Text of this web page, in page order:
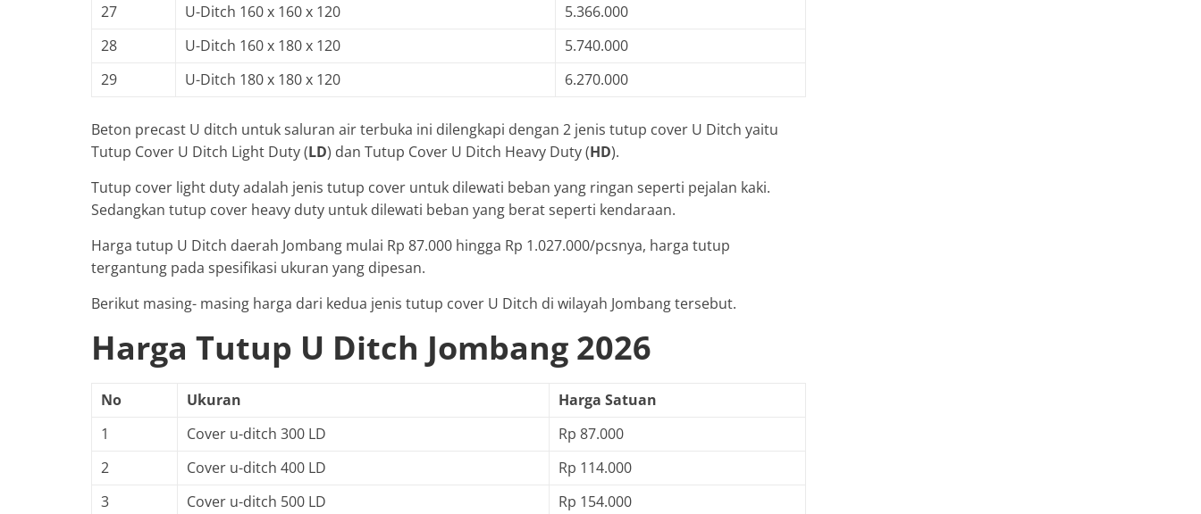
27
U-Ditch 160 x 160 x 120
5.366.000
28
U-Ditch 160 x 180 x 120
5.740.000
29
U-Ditch 180 x 180 x 120 6.270.000
Beton precast U ditch untuk saluran air terbuka ini dilengkapi dengan 2 jenis tutup cover U Ditch yaitu
Tutup Cover U Ditch Light Duty (LD) dan Tutup Cover U Ditch Heavy Duty (HD).
Tutup cover light duty adalah jenis tutup cover untuk dilewati beban yang ringan seperti pejalan kaki.
Sedangkan tutup cover heavy duty untuk dilewati beban yang berat seperti kendaraan.
Harga tutup U Ditch daerah Jombang mulai Rp 87.000 hingga Rp 1.027.000/pcsnya, harga tutup
tergantung pada spesifikasi ukuran yang dipesan.
Berikut masing- masing harga dari kedua jenis tutup cover U Ditch di wilayah Jombang tersebut.
Harga Tutup U Ditch Jombang 2026
No Ukuran
Harga Satuan
1
Cover u-ditch 300 LD
Rp 87.000
2
Cover u-ditch 400 LD
Rp 114.000
3
Cover u-ditch 500 LD Rp 154.000